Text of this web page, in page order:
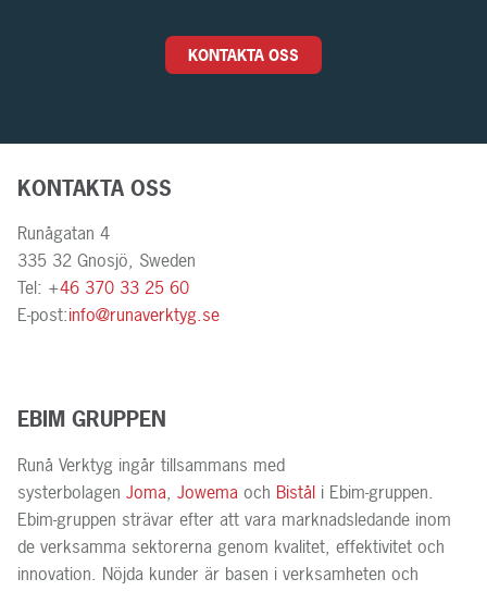
KONTAKTA OSS
KONTAKTA OSS
Runågatan 4
335 32 Gnosjö, Sweden
Tel: +46 370 33 25 60
E-post:info@runaverktyg.se
EBIM GRUPPEN
Runå Verktyg ingår tillsammans med
systerbolagen Joma, Jowema och Bistål i Ebim-gruppen.
Ebim-gruppen strävar efter att vara marknadsledande inom
de verksamma sektorerna genom kvalitet, effektivitet och
innovation. Nöjda kunder är basen i verksamheten och